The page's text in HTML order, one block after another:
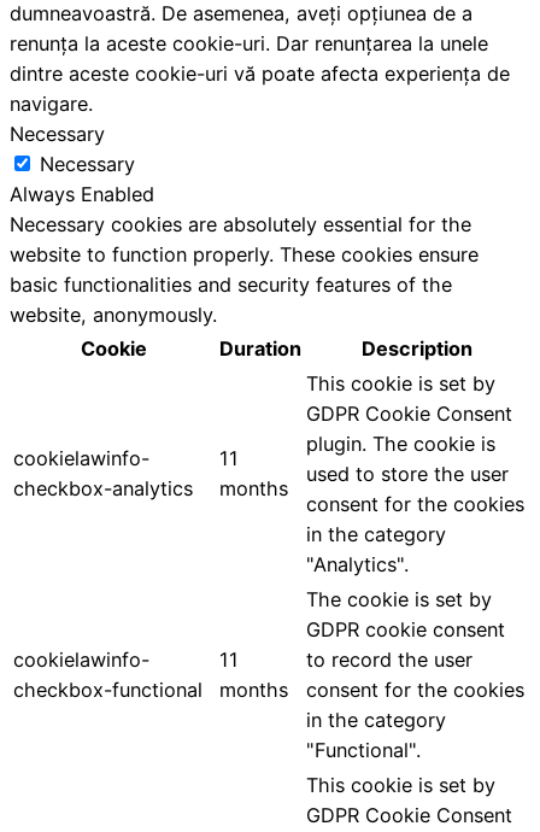
dumneavoastră. De asemenea, aveți opțiunea de a
renunța la aceste cookie-uri. Dar renunțarea la unele
dintre aceste cookie-uri vă poate afecta experiența de
navigare.
Necessary
Necessary
Always Enabled
Necessary cookies are absolutely essential for the
website to function properly. These cookies ensure
basic functionalities and security features of the
website, anonymously.
Cookie
Duration Description
cookielawinfo-
checkbox-analytics
11
months
This cookie is set by
GDPR Cookie Consent
plugin. The cookie is
used to store the user
consent for the cookies
in the category
"Analytics".
cookielawinfo-
checkbox-functional
11
months
The cookie is set by
GDPR cookie consent
to record the user
consent for the cookies
in the category
"Functional".
This cookie is set by
GDPR Cookie Consent